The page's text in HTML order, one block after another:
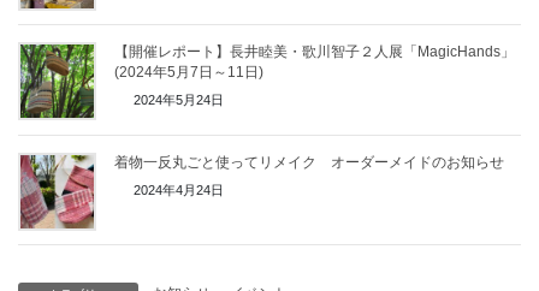
【開催レポート】長井睦美・歌川智子２人展「MagicHands」
(2024年5月7日～11日)
2024年5月24日
着物一反丸ごと使ってリメイク オーダーメイドのお知らせ
2024年4月24日